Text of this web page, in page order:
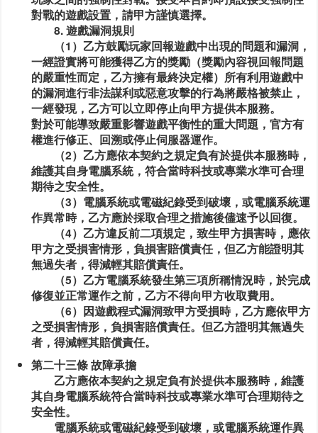
對戰的遊戲設置，請甲方謹慎選擇。
8. 遊戲漏洞規則
（1）乙方鼓勵玩家回報遊戲中出現的問題和漏洞，
一經證實將可能獲得乙方的獎勵（獎勵內容視回報問題
的嚴重性而定，乙方擁有最終決定權）所有利用遊戲中
的漏洞進行非法謀利或惡意攻擊的行為將嚴格被禁止，
一經發現，乙方可以立即停止向甲方提供本服務。
對於可能導致嚴重影響遊戲平衡性的重大問題，官方有
權進行修正、回溯或停止伺服器運作。
（2）乙方應依本契約之規定負有於提供本服務時，
維護其自身電腦系統，符合當時科技或專業水準可合理
期待之安全性。
（3）電腦系統或電磁紀錄受到破壞，或電腦系統運
作異常時，乙方應於採取合理之措施後儘速予以回復。
（4）乙方違反前二項規定，致生甲方損害時，應依
甲方之受損害情形，負損害賠償責任，但乙方能證明其
無過失者，得減輕其賠償責任。
（5）乙方電腦系統發生第三項所稱情況時，於完成
修復並正常運作之前，乙方不得向甲方收取費用。
（6）因遊戲程式漏洞致甲方受損時，乙方應依甲方
之受損害情形，負損害賠償責任。但乙方證明其無過失
者，得減輕其賠償責任。
第二十三條 故障承擔
乙方應依本契約之規定負有於提供本服務時，維護
其自身電腦系統符合當時科技或專業水準可合理期待之
安全性。
電腦系統或電磁紀錄受到破壞，或電腦系統運作異